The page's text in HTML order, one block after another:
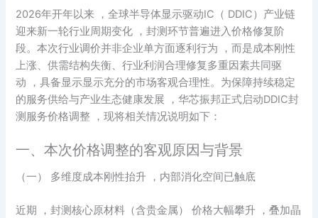
2026年开年以来 ，全球半导体显示驱动IC（ DDIC）产业链
迎来新一轮行业周期变化 ，封测环节普遍进入价格修复阶
段。本次行业调价并非企业单方面逐利行为 ，而是成本刚性
上涨、供需结构失衡、行业利润合理修复多重因素共同驱
动 ，具备显示显示充分的市场客观合理性。为保障持续稳定
的服务供给与产业生态健康发展 ，华芯振邦正式启动DDIC封
测服务价格调整 ，现将相关情况说明如下：
一、本次价格调整的客观原因与背景
（一） 多维度成本刚性抬升 ，内部消化空间已触底
近期 ，封测核心原材料（含贵金属） 价格大幅攀升 ，叠加晶